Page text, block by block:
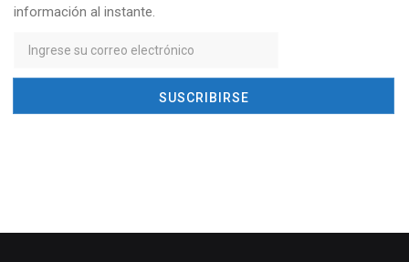
información al instante.